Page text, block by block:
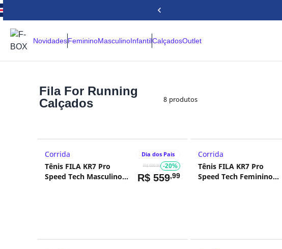
NovidadesFemininoMasculinoInfantilCalçadosOutlet
Fila For Running
Calçados
8 produtos
Corrida Dia dos Pais
Tênis FILA KR7 Pro
Speed Tech Masculino
R$ 699,99 -20%
R$ 559,99
Corrida
Tênis FILA KR7 Pro
Speed Tech Feminino